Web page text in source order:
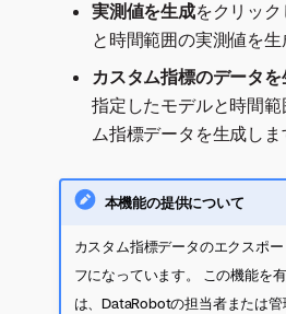
実測値を生成をクリッ
と時間範囲の実測値を生
カスタム指標のデータを
指定したモデルと時間
ム指標データを生成しま
本機能の提供について
カスタム指標データのエクスポ
フになっています。 この機能を
は、DataRobotの担当者または